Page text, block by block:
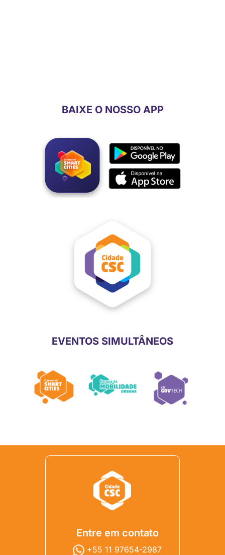
BAIXE O NOSSO APP
EVENTOS SIMULTÂNEOS
Entre em contato
+55 11 97654-2987